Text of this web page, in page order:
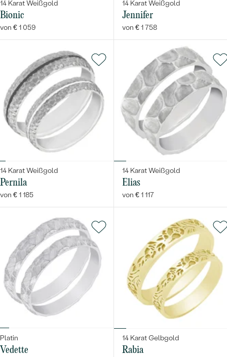
14 Karat Weißgold
Bionic
von € 1 059
14 Karat Weißgold
Jennifer
von € 1 758
14 Karat Weißgold
Pernila
von € 1 185
14 Karat Weißgold
Elias
von € 1 117
Platin
Vedette
14 Karat Gelbgold
Rabia